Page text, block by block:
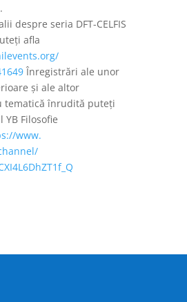
despre seria DFT-CELFIS
afla
Înregistrări ale unor
şi ale altor
tematică înrudită puteţi
YB Filosofie
www.